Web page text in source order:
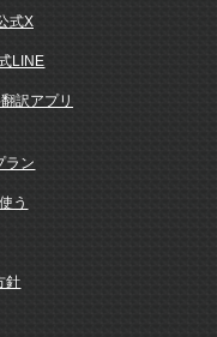
式X
LINE
訳アプリ
ラン
う
針